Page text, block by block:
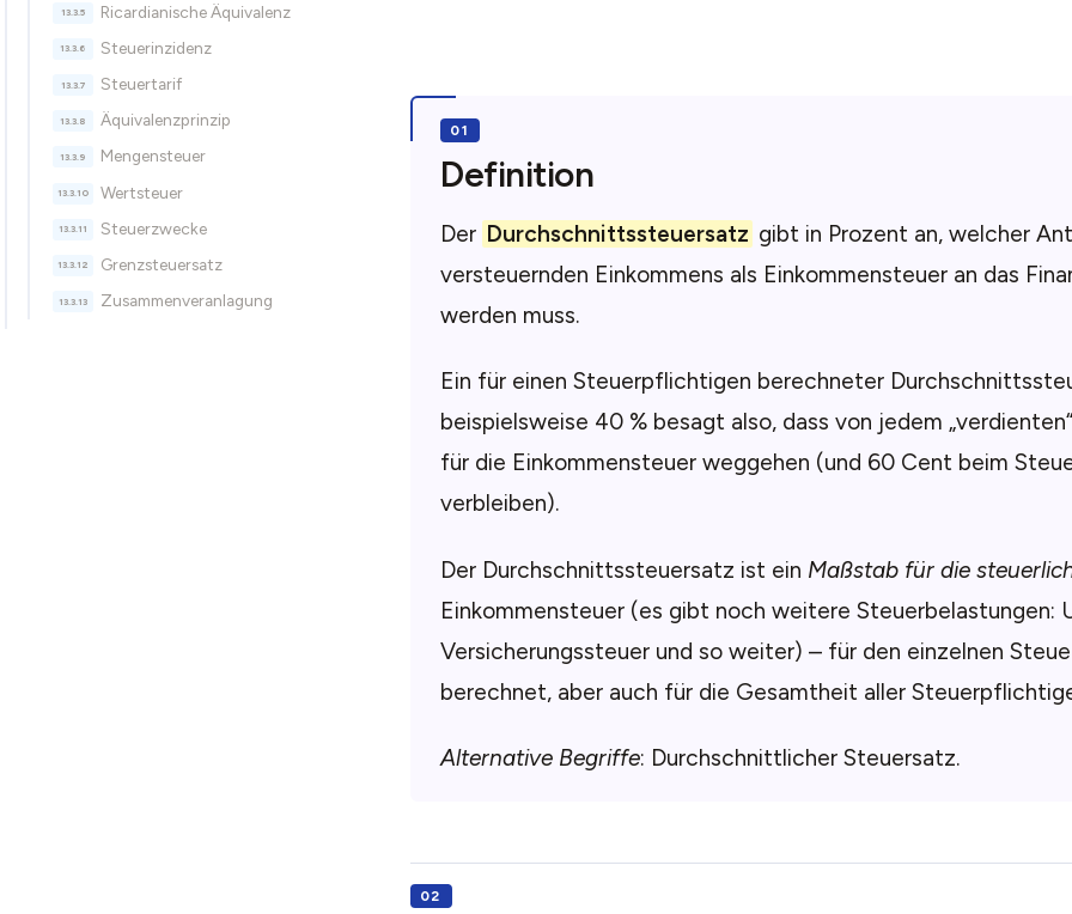
Ricardianische Äquivalenz
Steuerinzidenz
Steuertarif
Äquivalenzprinzip
Mengensteuer
Wertsteuer
Steuerzwecke
Grenzsteuersatz
Zusammenveranlagung
Definition
Der Durchschnittssteuersatz gibt in Prozent an, welcher
versteuernden Einkommens als Einkommensteuer an das
werden muss.
Ein für einen Steuerpflichtigen berechneter
beispielsweise 40 % besagt also, dass von jedem
für die Einkommensteuer weggehen (und 60 Cent beim
verbleiben).
Der Durchschnittssteuersatz ist ein Maßstab für die
Einkommensteuer (es gibt noch weitere Steuerbelastungen:
Versicherungssteuer und so weiter) – für den einzelnen
berechnet, aber auch für die Gesamtheit aller
Alternative Begriffe: Durchschnittlicher Steuersatz.